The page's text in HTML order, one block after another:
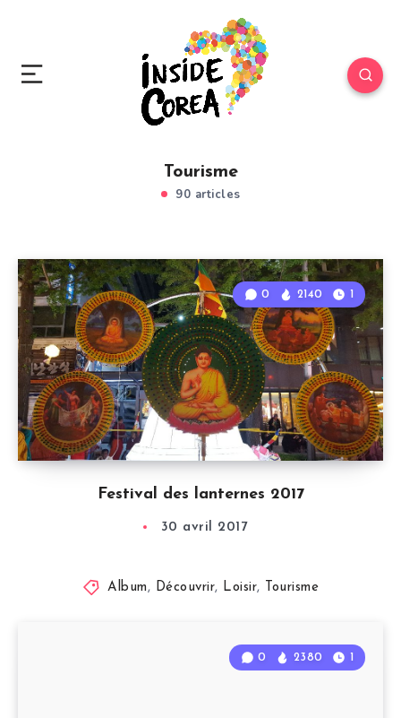
Tourisme
90 articles
Festival des lanternes 2017
0 2140 1
30 avril 2017
Album, Découvrir, Loisir, Tourisme
0 2380 1